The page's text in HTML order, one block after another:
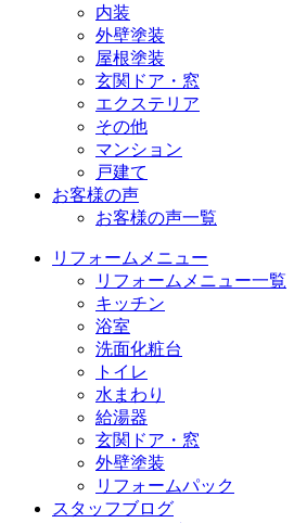
内装
外壁塗装
屋根塗装
玄関ドア・窓
エクステリア
その他
マンション
戸建て
お客様の声
お客様の声一覧
リフォームメニュー
リフォームメニュー一覧
キッチン
浴室
洗面化粧台
トイレ
水まわり
給湯器
玄関ドア・窓
外壁塗装
リフォームパック
スタッフブログ